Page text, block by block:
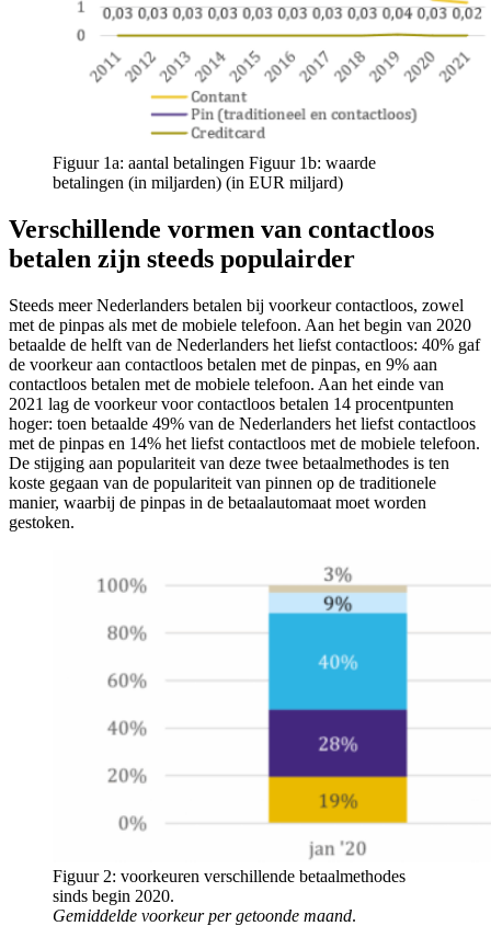
Figuur 1a: aantal betalingen Figuur 1b: waarde
betalingen (in miljarden) (in EUR miljard)
Verschillende vormen van contactloos
betalen zijn steeds populairder
Steeds meer Nederlanders betalen bij voorkeur contactloos, zowel
met de pinpas als met de mobiele telefoon. Aan het begin van 2020
betaalde de helft van de Nederlanders het liefst contactloos: 40% gaf
de voorkeur aan contactloos betalen met de pinpas, en 9% aan
contactloos betalen met de mobiele telefoon. Aan het einde van
2021 lag de voorkeur voor contactloos betalen 14 procentpunten
hoger: toen betaalde 49% van de Nederlanders het liefst contactloos
met de pinpas en 14% het liefst contactloos met de mobiele telefoon.
De stijging aan populariteit van deze twee betaalmethodes is ten
koste gegaan van de populariteit van pinnen op de traditionele
manier, waarbij de pinpas in de betaalautomaat moet worden
gestoken.
Figuur 2: voorkeuren verschillende betaalmethodes
sinds begin 2020.
Gemiddelde voorkeur per getoonde maand.